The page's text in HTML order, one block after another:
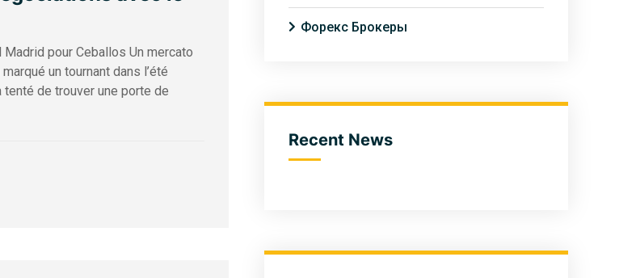
pour Ceballos Un mercato
un tournant dans l’été
de trouver une porte de
Форекс Брокеры
Recent News